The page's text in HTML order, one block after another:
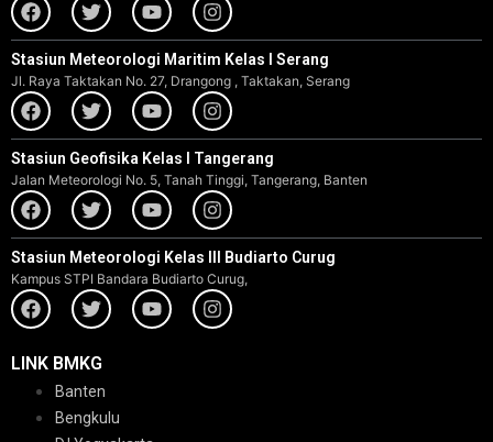
Stasiun Meteorologi Maritim Kelas I Serang
Jl. Raya Taktakan No. 27, Drangong , Taktakan, Serang
Stasiun Geofisika Kelas I Tangerang
Jalan Meteorologi No. 5, Tanah Tinggi, Tangerang, Banten
Stasiun Meteorologi Kelas III Budiarto Curug
Kampus STPI Bandara Budiarto Curug,
LINK BMKG
Banten
Bengkulu